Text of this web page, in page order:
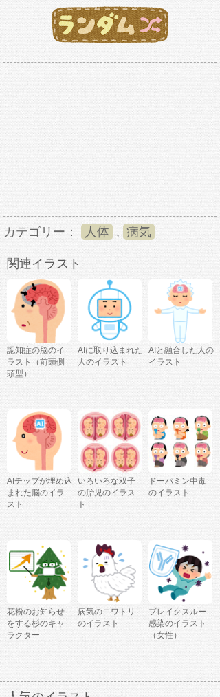
カテゴリー： 人体 , 病気
関連イラスト
認知症の脳のイ
ラスト（前頭側
頭型）
AIに取り込まれた
人のイラスト
AIと融合した人の
イラスト
AIチップが埋め込
まれた脳のイラ
スト
いろいろな双子
の胎児のイラス
ト
ドーパミン中毒
のイラスト
花粉のお知らせ
をする杉のキャ
ラクター
病気のニワトリ
のイラスト
ブレイクスルー
感染のイラスト
（女性）